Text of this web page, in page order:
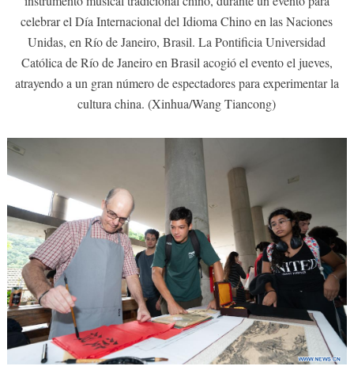
celebrar el Día Internacional del Idioma Chino en las Naciones
Unidas, en Río de Janeiro, Brasil. La Pontificia Universidad
Católica de Río de Janeiro en Brasil acogió el evento el jueves,
atrayendo a un gran número de espectadores para experimentar la
cultura china. (Xinhua/Wang Tiancong)